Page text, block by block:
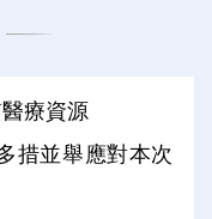
療資源
措並舉應對本次